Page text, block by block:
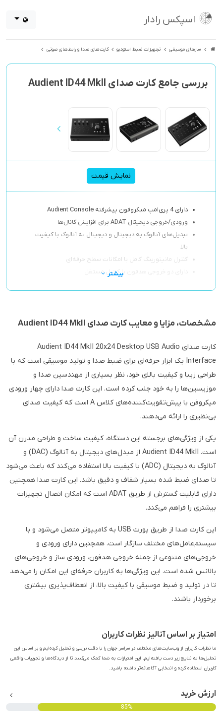
اسپکس رادار
سازهای موسیقی تجهیزات ضبط استودیو کارت‌های صدا و رابط‌های صوتی
بررسی جامع کارت صدای Audient ID44 MkII
نمایش قیمت
دارای 4 پری‌امپ میکروفون پیشرفته Audient Console
ورودی/خروجی دیجیتال ADAT برای افزایش کانال‌ها
تبدیل‌های آنالوگ به دیجیتال و دیجیتال به آنالوگ با کیفیت
بالا
کنترل مانیتورینگ کامل با امکانات سطح حرفه‌ای
دارای دو خروجی هدفون با کنترل مستقل
بیشتر
مشخصات، مزایا و معایب کارت صدای Audient ID44 MkII
کارت صدای Audient ID44 MkII 20x24 Desktop USB Audio
Interface یک ابزار حرفه‌ای برای ضبط صدا و تولید موسیقی است که با
طراحی زیبا و کیفیت بالای خود، نظر بسیاری از مهندسین صدا و
موزیسین‌ها را به خود جلب کرده است. این کارت صدا دارای چهار ورودی
میکروفن با پیش‌تقویت‌کننده‌های کلاس A است که کیفیت صدای
بی‌نظیری را ارائه می‌دهند.
یکی از ویژگی‌های برجسته این دستگاه، کیفیت ساخت و طراحی مدرن آن
است. Audient ID44 MkII از مبدل‌های دیجیتال به آنالوگ (DAC) و
آنالوگ به دیجیتال (ADC) با کیفیت بالا استفاده می‌کند که باعث می‌شود
تا صدای ضبط شده بسیار شفاف و دقیق باشد. این کارت صدا همچنین
دارای قابلیت گسترش از طریق ADAT است که امکان اتصال تجهیزات
بیشتری را فراهم می‌کند.
این کارت صدا از طریق پورت USB به کامپیوتر متصل می‌شود و با
سیستم‌عامل‌های مختلف سازگار است. همچنین دارای ورودی و
خروجی‌های متنوعی از جمله خروجی هدفون، ورودی ساز و خروجی‌های
بالانس شده است. این ویژگی‌ها به کاربران حرفه‌ای این امکان را می‌دهد
تا در تولید و ضبط موسیقی با کیفیت بالا، از انعطاف‌پذیری بیشتری
برخوردار باشند.
امتیاز بر اساس آنالیز نظرات کاربران
ما نظرات کاربران از وب‌سایت‌های مختلف در سراسر جهان را با دقت بررسی و تحلیل کرده‌ایم و بر اساس این
تحلیل‌ها به نتایج زیر دست یافته‌ایم. این امتیازات به شما کمک می‌کنند تا از دیدگاه‌ها و تجربیات واقعی
کاربران استفاده کرده و انتخابی آگاهانه‌تر داشته باشید.
ارزش خرید
85%